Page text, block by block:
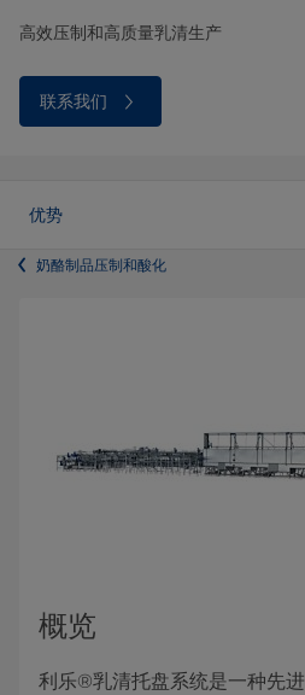
高效压制和高质量乳清生产
联系我们
优势
奶酪制品压制和酸化
概览
利乐®乳清托盘系统是一种先